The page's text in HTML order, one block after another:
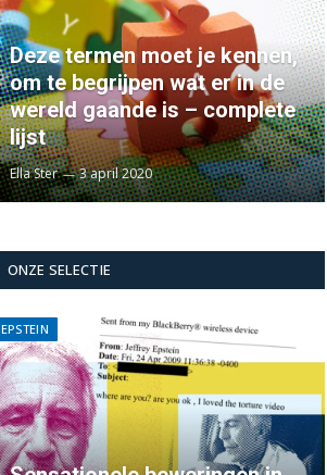
Deze termen moet je kennen,
om te begrijpen wat er in de
wereld gaande is – complete
lijst
Ella Ster 3 april 2020
ONZE SELECTIE
EPSTEIN